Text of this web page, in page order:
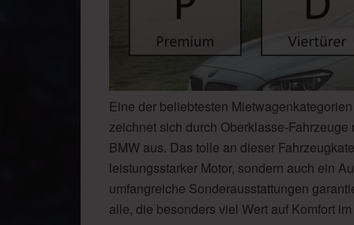
Eine der beliebtesten
zeichnet sich durch Oberklasse-
BMW aus. Das tolle an dieser
leistungsstarker Motor, sondern auch ein
umfangreiche Sonderausstattungen
alle, die besonders viel Wert auf Komfort